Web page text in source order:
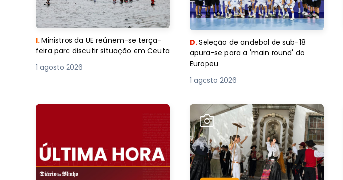
I.Ministros da UE reúnem-se terça-
feira para discutir situação em Ceuta
1 agosto 2026
D.Seleção de andebol de sub-18
apura-se para a 'main round' do
Europeu
1 agosto 2026
PREMIUM